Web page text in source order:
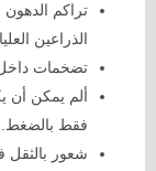
تراكم
الذراعين
تضخمات
ألم يمكن
فقط بالضغط.
شعور